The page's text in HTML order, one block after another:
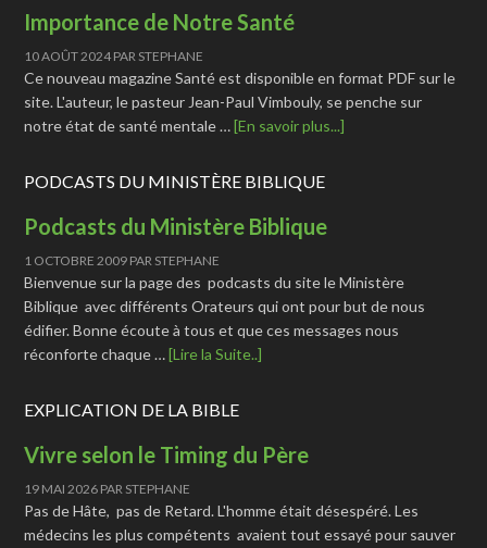
Importance de Notre Santé
10 AOÛT 2024PAR STEPHANE
Ce nouveau magazine Santé est disponible en format PDF sur le
site. L'auteur, le pasteur Jean-Paul Vimbouly, se penche sur
notre état de santé mentale …[En savoir plus...]
PODCASTS DU MINISTÈRE BIBLIQUE
Podcasts du Ministère Biblique
1 OCTOBRE 2009 PAR STEPHANE
Bienvenue sur la page des podcasts du site le Ministère
Biblique avec différents Orateurs qui ont pour but de nous
édifier. Bonne écoute à tous et que ces messages nous
réconforte chaque …[Lire la Suite..]
EXPLICATION DE LA BIBLE
Vivre selon le Timing du Père
19 MAI 2026 PAR STEPHANE
Pas de Hâte, pas de Retard. L'homme était désespéré. Les
médecins les plus compétents avaient tout essayé pour sauver